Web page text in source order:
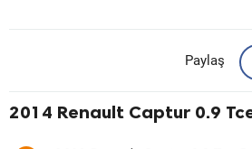
Paylaş
2014 Renault Captur 0.9